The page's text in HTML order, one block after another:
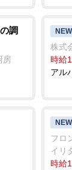
調
房
NEW
株式
時給
アル
NEW
フロ
イリ
時給